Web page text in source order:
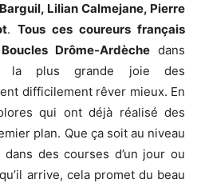
Lilian Calmejane, Pierre
. Tous ces coureurs français
Drôme-Ardèchedans
la plus grande joie des
difficilement rêver mieux. En
qui ont déjà réalisé des
plan. Que ça soit au niveau
des courses d’un jour ou
arrive, cela promet du beau